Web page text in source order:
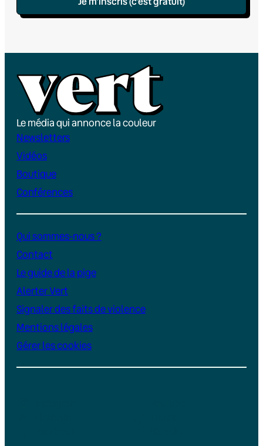
Le média qui annonce la couleur
Newsletters
Vidéos
Boutique
Conférences
Qui sommes-nous ?
Contact
Le guide de la pige
Alerter Vert
Signaler des faits de violence
Mentions légales
Gérer les cookies